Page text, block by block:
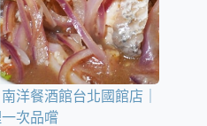
洋餐酒館台北國館店｜
次品嚐